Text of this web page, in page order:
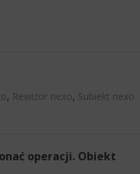
, Rewizor nexo, Subiekt nexo
operacji. Obiekt